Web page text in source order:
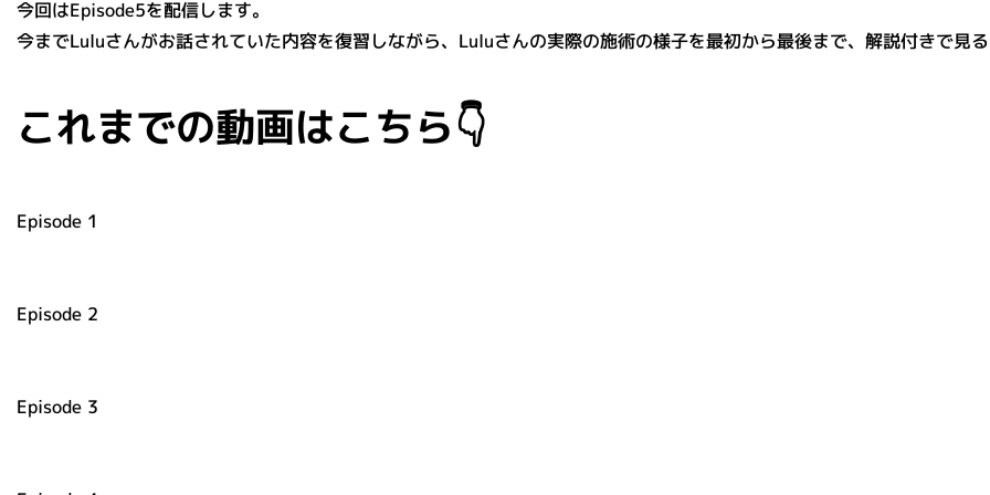
今回はEpisode5を配信します。
今までLuluさんがお話されていた内容を復習しながら、Luluさんの実際の施術の様子を最初から最後まで、解説付きで見
これまでの動画はこちら👇
Episode 1
Episode 2
Episode 3